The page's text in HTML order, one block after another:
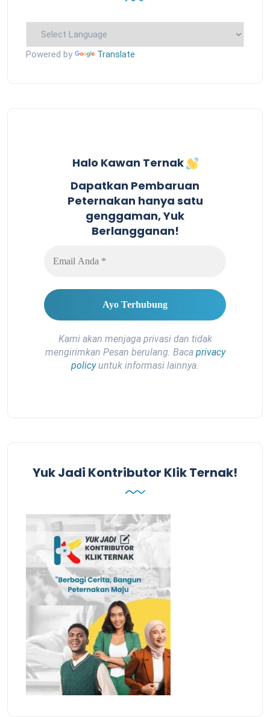
Powered by Translate
Halo Kawan Ternak
Dapatkan Pembaruan
Peternakan hanya satu
genggaman, Yuk
Berlangganan!
Kami akan menjaga privasi dan tidak
mengirimkan Pesan berulang. Baca privacy
policyuntuk informasi lainnya.
Yuk Jadi Kontributor Klik Ternak!